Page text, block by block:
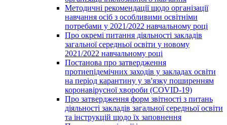
Методичні рекомендації щодо організації
навчання осіб з особливими освітніми
потребами у 2021/2022 навчальному році
Про окремі питання діяльності закладів
загальної середньої освіти у новому
2021/2022 навчальному році
Постанова про затвердження
протиепідемічних заходів у закладах освіти
на період карантину у зв'язку поширенням
коронавірусної хвороби (COVID-19)
Про затвердження форм звітності з питань
діяльності закладів загальної середньої освіти
та інструкцій щодо їх заповнення